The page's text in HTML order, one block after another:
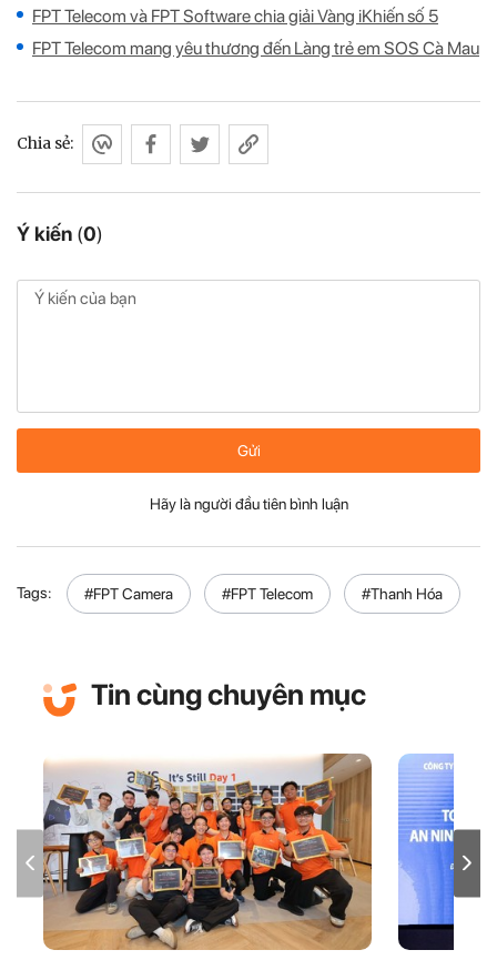
FPT Telecom và FPT Software chia giải Vàng iKhiến số 5
FPT Telecom mang yêu thương đến Làng trẻ em SOS Cà Mau
Ý kiến (0)
Chia sẻ:
Gửi
Hãy là người đầu tiên bình luận
Tags: #FPT Camera #FPT Telecom #Thanh Hóa
Tin cùng chuyên mục